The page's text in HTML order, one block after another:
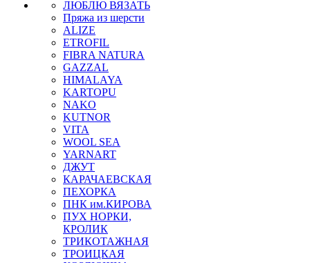
ЛЮБЛЮ ВЯЗАТЬ
Пряжа из шерсти
ALIZE
ETROFIL
FIBRA NATURA
GAZZAL
HIMALAYA
KARTOPU
NAKO
KUTNOR
VITA
WOOL SEA
YARNART
ДЖУТ
КАРАЧАЕВСКАЯ
ПЕХОРКА
ПНК им.КИРОВА
ПУХ НОРКИ,
КРОЛИК
ТРИКОТАЖНАЯ
ТРОИЦКАЯ